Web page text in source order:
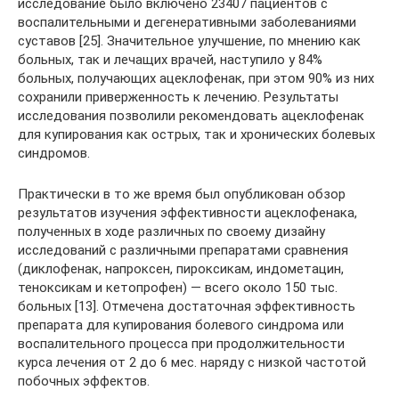
исследование было включено 23407 пациентов с
воспалительными и дегенеративными заболеваниями
суставов [25]. Значительное улучшение, по мнению как
больных, так и лечащих врачей, наступило у 84%
больных, получающих ацеклофенак, при этом 90% из них
сохранили приверженность к лечению. Результаты
исследования позволили рекомендовать ацеклофенак
для купирования как острых, так и хронических болевых
синдромов.
Практически в то же время был опубликован обзор
результатов изучения эффективности ацеклофенака,
полученных в ходе различных по своему дизайну
исследований с различными препаратами сравнения
(диклофенак, напроксен, пироксикам, индометацин,
теноксикам и кетопрофен) — всего около 150 тыс.
больных [13]. Отмечена достаточная эффективность
препарата для купирования болевого синдрома или
воспалительного процесса при продолжительности
курса лечения от 2 до 6 мес. наряду с низкой частотой
побочных эффектов.